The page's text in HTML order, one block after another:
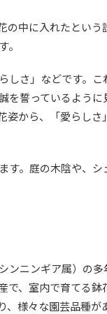
の中に入れたという
。
しさ」などです。こ
を誓っているよう
姿から、「愛らしさ
す。庭の木陰や、
ンニンギア属）の多
で、室内で育てる鉢
様々な園芸品種が